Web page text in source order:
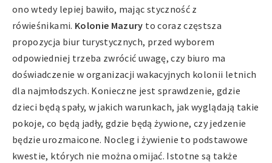
ono wtedy lepiej bawiło, mając styczność z
rówieśnikami. Kolonie Mazury to coraz częstsza
propozycja biur turystycznych, przed wyborem
odpowiedniej trzeba zwrócić uwagę, czy biuro ma
doświadczenie w organizacji wakacyjnych kolonii letnich
dla najmłodszych. Konieczne jest sprawdzenie, gdzie
dzieci będą spały, w jakich warunkach, jak wyglądają takie
pokoje, co będą jadły, gdzie będą żywione, czy jedzenie
będzie urozmaicone. Nocleg i żywienie to podstawowe
kwestie, których nie można omijać. Istotne są także